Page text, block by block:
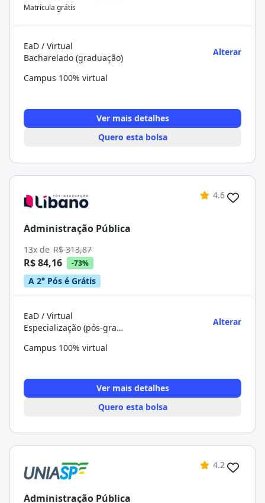
Matrícula grátis
EaD / Virtual
Bacharelado (graduação)
Alterar
Campus 100% virtual
Ver mais detalhes
Quero esta bolsa
4.6
Administração Pública
13x de R$ 313,87
R$ 84,16 -73%
A 2° Pós é Grátis
EaD / Virtual
Especialização (pós-graduação)
Alterar
Campus 100% virtual
Ver mais detalhes
Quero esta bolsa
4.2
Administração Pública